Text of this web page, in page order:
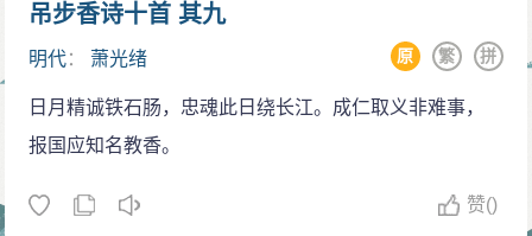
环境气氛。
下阙着重写人，借对周瑜的仰慕，抒发自己功业无
成的感慨。写“小乔”在于烘托周瑜才华横溢、意气风发，
突出人物的风姿，中间描写周瑜的战功意在反衬自己的
其实正是词人不甘沉沦，积极进取，奋发向上的表现，
吊步香诗十首 其九
明代： 萧光绪 拼
繁
原
日月精诚铁石肠，忠魂此日绕长江。成仁取义非难事，
报国应知名教香。
赞()